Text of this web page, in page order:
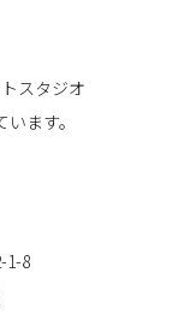
スタジオ
ます。
1-8